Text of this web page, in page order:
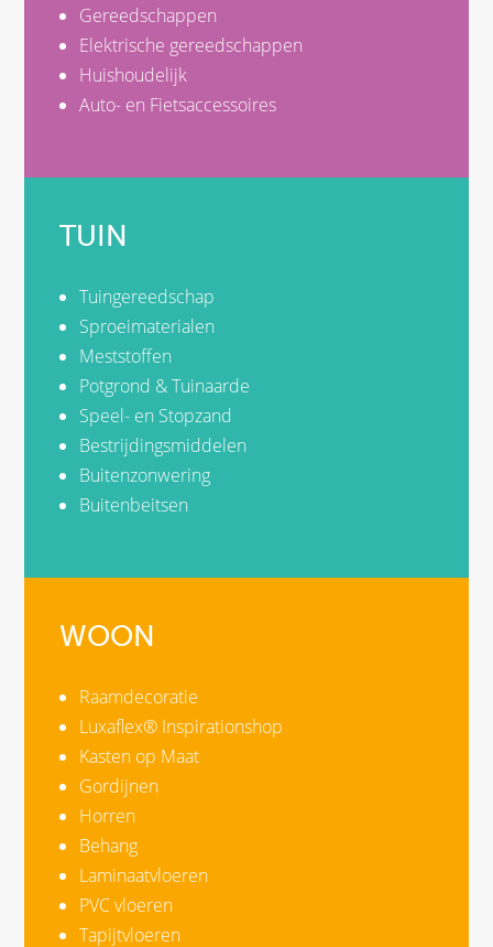
Gereedschappen
Elektrische gereedschappen
Huishoudelijk
Auto- en Fietsaccessoires
TUIN
Tuingereedschap
Sproeimaterialen
Meststoffen
Potgrond & Tuinaarde
Speel- en Stopzand
Bestrijdingsmiddelen
Buitenzonwering
Buitenbeitsen
WOON
Raamdecoratie
Luxaflex® Inspirationshop
Kasten op Maat
Gordijnen
Horren
Behang
Laminaatvloeren
PVC vloeren
Tapijtvloeren